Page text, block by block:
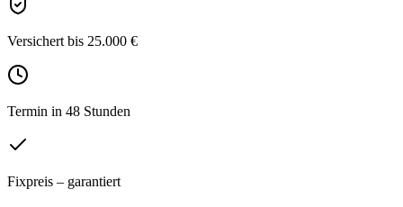
Versichert bis 25.000 €
Termin in 48 Stunden
Fixpreis – garantiert